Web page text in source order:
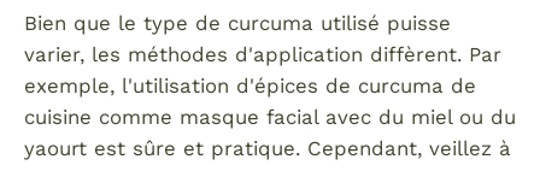
Bien que le type de curcuma utilisé puisse
varier, les méthodes d'application diffèrent. Par
exemple, l'utilisation d'épices de curcuma de
cuisine comme masque facial avec du miel ou du
yaourt est sûre et pratique. Cependant, veillez à